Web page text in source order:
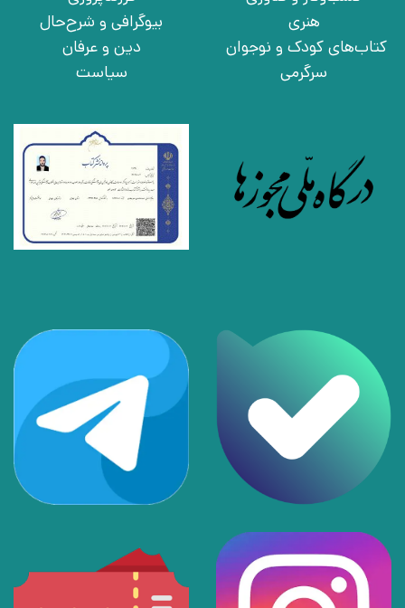
هنری
کتاب‌های کودک و نوجوان
سرگرمی
بیوگرافی و شرح‌حال
دین و عرفان
سیاست